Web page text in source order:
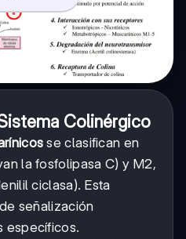
Colinérgico
se clasifican en
la fosfolipasa C) y M2,
ciclasa). Esta
señalización
específicos.